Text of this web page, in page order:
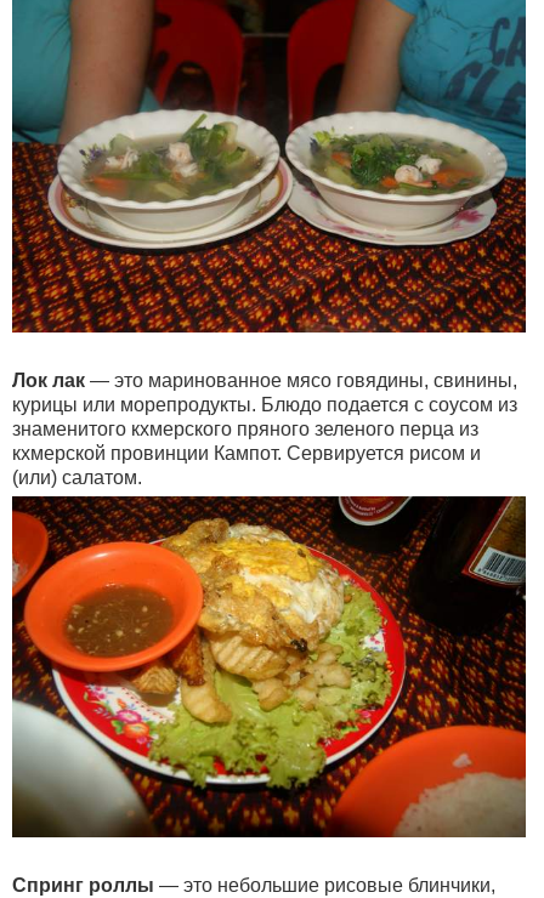
Лок лак — это маринованное мясо говядины, свинины,
курицы или морепродукты. Блюдо подается с соусом из
знаменитого кхмерского пряного зеленого перца из
кхмерской провинции Кампот. Сервируется рисом и
(или) салатом.
Спринг роллы — это небольшие рисовые блинчики,